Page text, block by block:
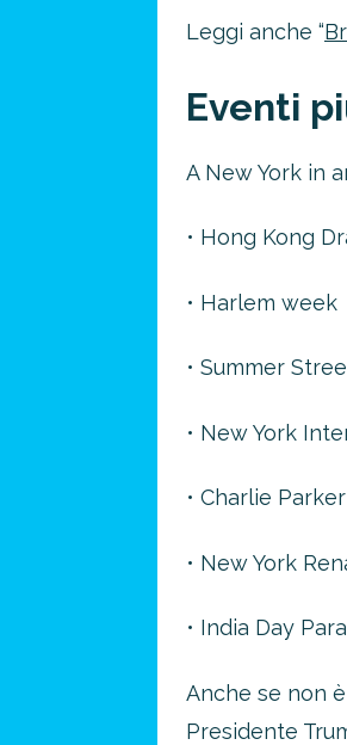
Leggi anche “
Eventi
A New York in
• Hong Kong
• Harlem week
• Summer
• New York
• Charlie
• New York
• India Day
Anche se non
Presidente